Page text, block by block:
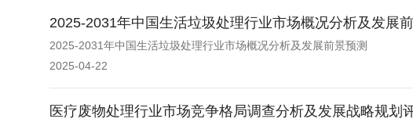
2025-2031年中国生活垃圾处理行业市场概况分析及发展
2025-2031年中国生活垃圾处理行业市场概况分析及发展前景预测
2025-04-22
医疗废物处理行业市场竞争格局调查分析及发展战略规划